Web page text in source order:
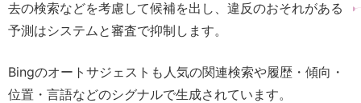
去の検索などを考慮して候補を出し、違反のおそれがある
予測はシステムと審査で抑制します。
Bingのオートサジェストも人気の関連検索や履歴・傾向・
位置・言語などのシグナルで生成されています。